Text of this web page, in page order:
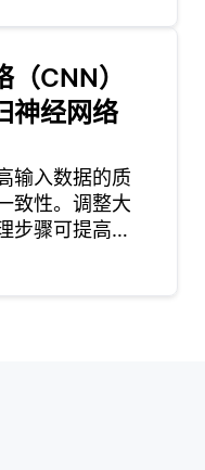
和性能。与依
单一服务器
这可能成为瓶
系统能够处理
更大的数据量和
高的流量。这
CNN）
神经网络
输入数据的质
致性。调整大
步骤可提高模
例如，调整大